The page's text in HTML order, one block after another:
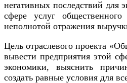
негативных последствий для
сфере услуг
неполнотой отражения
Цель отраслевого проекта
вывести предприятия этой
экономики, выяснить
создать равные условия для